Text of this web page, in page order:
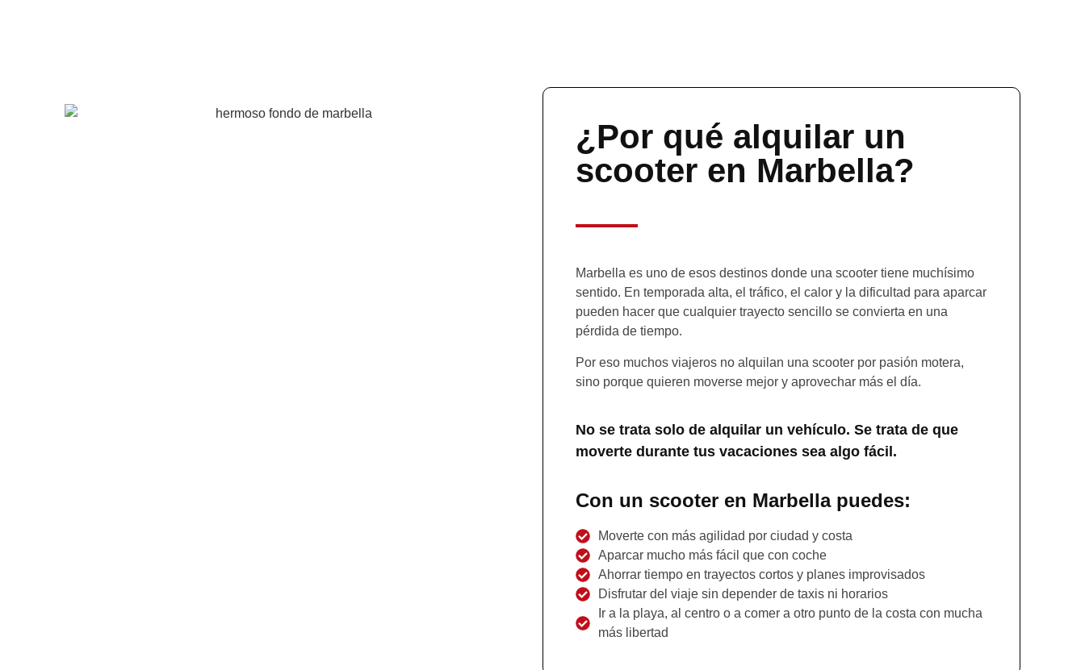
¿Por qué alquilar un
scooter en Marbella?
Marbella es uno de esos destinos donde una scooter tiene muchísimo
sentido. En temporada alta, el tráfico, el calor y la dificultad para aparcar
pueden hacer que cualquier trayecto sencillo se convierta en una
pérdida de tiempo.
Por eso muchos viajeros no alquilan una scooter por pasión motera,
sino porque quieren moverse mejor y aprovechar más el día.
No se trata solo de alquilar un vehículo. Se trata de que
moverte durante tus vacaciones sea algo fácil.
Con un scooter en Marbella puedes:
Moverte con más agilidad por ciudad y costa
Aparcar mucho más fácil que con coche
Ahorrar tiempo en trayectos cortos y planes improvisados
Disfrutar del viaje sin depender de taxis ni horarios
Ir a la playa, al centro o a comer a otro punto de la costa con mucha
más libertad